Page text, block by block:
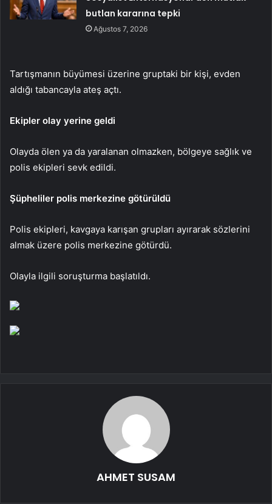
butlan kararına tepki
Ağustos 7, 2026
Tartışmanın büyümesi üzerine gruptaki bir kişi, evden
aldığı tabancayla ateş açtı.
Ekipler olay yerine geldi
Olayda ölen ya da yaralanan olmazken, bölgeye sağlık ve
polis ekipleri sevk edildi.
Şüpheliler polis merkezine götürüldü
Polis ekipleri, kavgaya karışan grupları ayırarak sözlerini
almak üzere polis merkezine götürdü.
Olayla ilgili soruşturma başlatıldı.
AHMET SUSAM